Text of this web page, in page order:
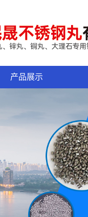
产品展示